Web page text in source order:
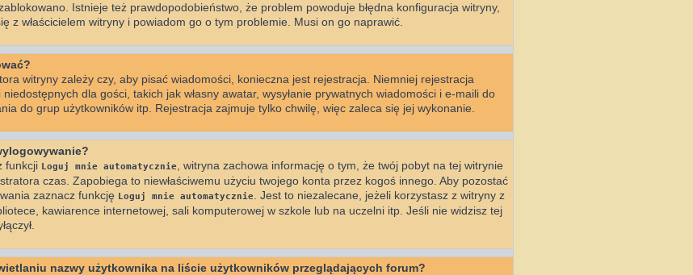
Istnieje też prawdopodobieństwo, że problem powoduje błędna konfiguracja witryny,
z właścicielem witryny i powiadom go o tym problemie. Musi on go naprawić.
witryny zależy czy, aby pisać wiadomości, konieczna jest rejestracja. Niemniej rejestracja
dla gości, takich jak własny awatar, wysyłanie prywatnych wiadomości i e-maili do
do grup użytkowników itp. Rejestracja zajmuje tylko chwilę, więc zaleca się jej wykonanie.
funkcji Loguj mnie automatycznie , witryna zachowa informację o tym, że twój pobyt na tej witrynie
czas. Zapobiega to niewłaściwemu użyciu twojego konta przez kogoś innego. Aby pozostać
zaznacz funkcję Loguj mnie automatycznie . Jest to niezalecane, jeżeli korzystasz z witryny z
kawiarence internetowej, sali komputerowej w szkole lub na uczelni itp. Jeśli nie widzisz tej
nazwy użytkownika na liście użytkowników przeglądających forum?